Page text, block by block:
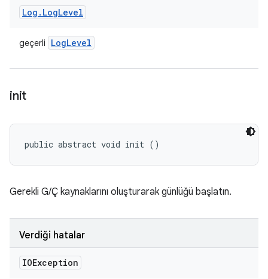
Log . LogLevel
geçerli LogLevel
init
public abstract void init ()
Gerekli G/Ç kaynaklarını oluşturarak günlüğü başlatın.
Verdiği hatalar
IOException